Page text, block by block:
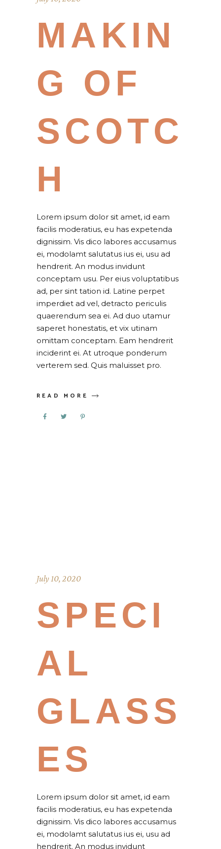
MAKIN
G OF
SCOTC
H
Lorem ipsum dolor sit amet, id eam
facilis moderatius, eu has expetenda
dignissim. Vis dico labores accusamus
ei, modolamt salutatus ius ei, usu ad
hendrerit. An modus invidunt
conceptam usu. Per eius voluptatibus
ad, per sint tation id. Latine perpet
imperdiet ad vel, detracto periculis
quaerendum sea ei. Ad duo utamur
saperet honestatis, et vix utinam
omittam conceptam. Eam hendrerit
inciderint ei. At utroque ponderum
verterem sed. Quis maluisset pro.
READ MORE
July 10, 2020
SPECI
AL
GLASS
ES
Lorem ipsum dolor sit amet, id eam
facilis moderatius, eu has expetenda
dignissim. Vis dico labores accusamus
ei, modolamt salutatus ius ei, usu ad
hendrerit. An modus invidunt